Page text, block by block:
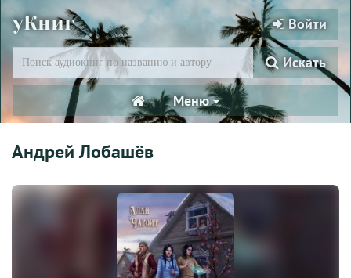
уКниг Войти
Искать
Меню
Андрей Лобашёв